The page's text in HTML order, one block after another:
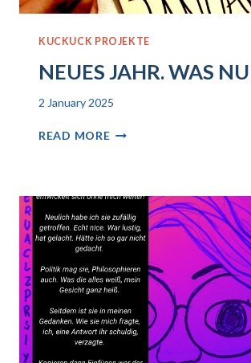
KUCKUCK PROJEKTE
NEUES JAHR. WAS
2 January 2025
READ MORENEUES